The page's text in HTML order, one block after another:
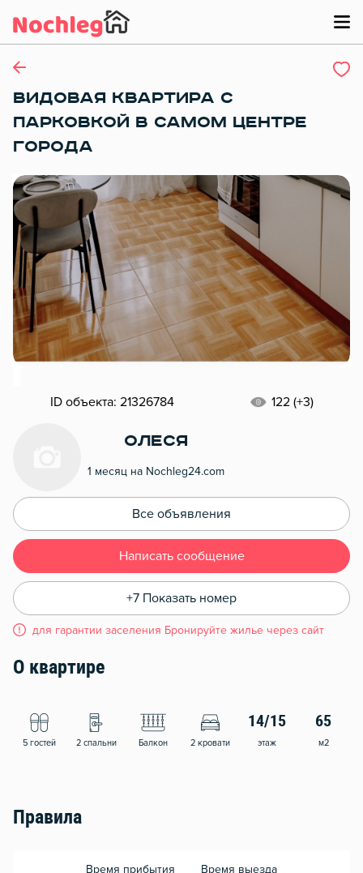
ВИДОВАЯ КВАРТИPA С
ПАРКОВКОЙ В САМОМ ЦЕНТРЕ
ГОРОДА
ID объекта: 21326784 122 (+3)
Олеся
1 месяц на Nochleg24.com
Все объявления
Написать сообщение
+7 Показать номер
для гарантии заселения Бронируйте жилье через сайт
О квартире
5 гостей 2 спальни Балкон 2 кровати
14/15
этаж
65
м2
Правила
Время прибытия Время выезда